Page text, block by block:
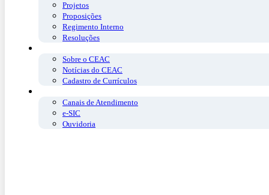
Projetos
Proposições
Regimento Interno
Resoluções
Sobre o CEAC
Notícias do CEAC
Cadastro de Currículos
Canais de Atendimento
e-SIC
Ouvidoria